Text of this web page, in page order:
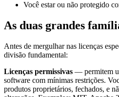
Você estar ou não protegido
As duas grandes
Antes de mergulhar nas licenças
divisão fundamental:
Licenças permissivas — permitem
software com mínimas restrições.
produtos proprietários, fechados, e